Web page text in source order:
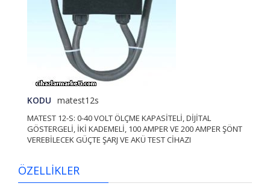
KODU matest12s
MATEST 12-S: 0-40 VOLT ÖLÇME KAPASİTELİ, DİJİTAL
GÖSTERGELİ, İKİ KADEMELİ, 100 AMPER VE 200 AMPER ŞÖNT
VEREBİLECEK GÜÇTE ŞARJ VE AKÜ TEST CİHAZI
ÖZELLİKLER